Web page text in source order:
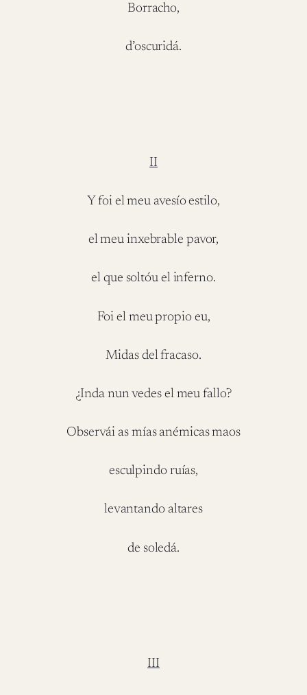
Borracho,
d’oscuridá.
II
Y foi el meu avesío estilo,
el meu inxebrable pavor,
el que soltóu el inferno.
Foi el meu propio eu,
Midas del fracaso.
¿Inda nun vedes el meu fallo?
Observái as mías anémicas maos
esculpindo ruías,
levantando altares
de soledá.
III